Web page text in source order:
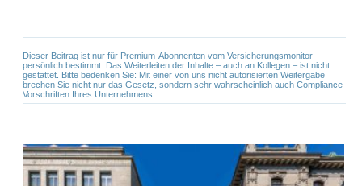
Dieser Beitrag ist nur für Premium-Abonnenten vom Versicherungsmonitor
persönlich bestimmt. Das Weiterleiten der Inhalte – auch an Kollegen – ist nicht
gestattet. Bitte bedenken Sie: Mit einer von uns nicht autorisierten Weitergabe
brechen Sie nicht nur das Gesetz, sondern sehr wahrscheinlich auch Compliance-
Vorschriften Ihres Unternehmens.